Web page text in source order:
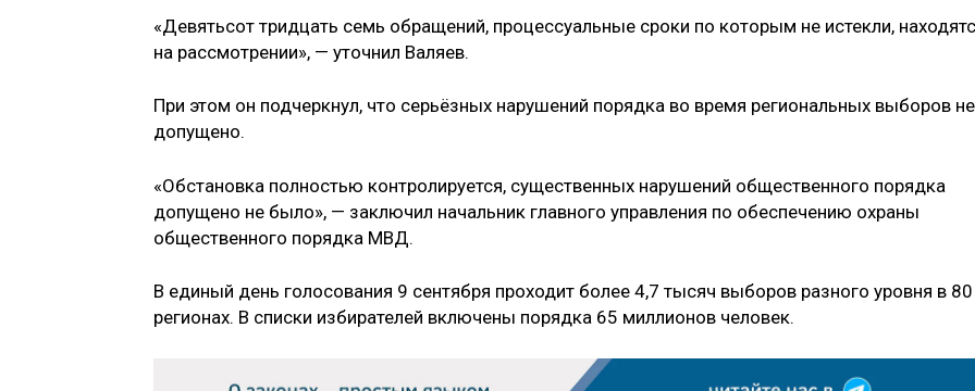
«Девятьсот тридцать семь обращений, процессуальные сроки по которым не истекли,
на рассмотрении», — уточнил Валяев.
При этом он подчеркнул, что серьёзных нарушений порядка во время региональных выборов не
допущено.
«Обстановка полностью контролируется, существенных нарушений общественного порядка
допущено не было», — заключил начальник главного управления по обеспечению охраны
общественного порядка МВД.
В единый день голосования 9 сентября проходит более 4,7 тысяч выборов разного уровня в 80
регионах. В списки избирателей включены порядка 65 миллионов человек.